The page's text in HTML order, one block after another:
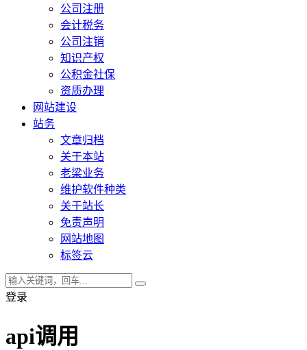
公司注册
会计税务
公司注销
知识产权
公积金社保
资质办理
网站建设
站务
文章归档
关于本站
老梁业务
维护软件种类
关于站长
免责声明
网站地图
标签云
登录
api调用